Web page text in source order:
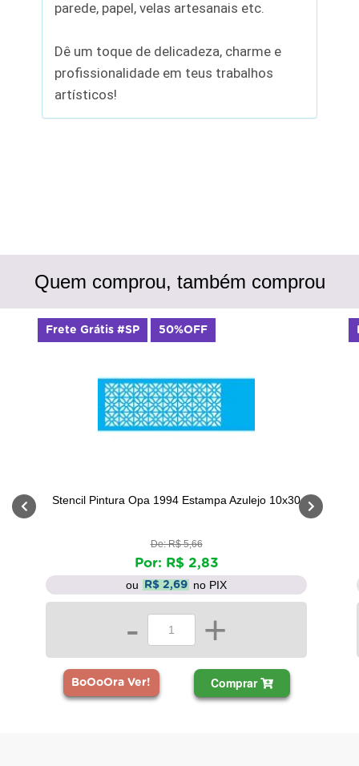
parede, papel, velas artesanais etc.
Dê um toque de delicadeza, charme e
profissionalidade em teus trabalhos
artísticos!
Quem comprou, também comprou
Stencil Pintura Opa 1994 Estampa Azulejo 10x30
De: R$ 5,66
Por: R$ 2,83
ou R$ 2,69 no PIX
- +
BoOoOra Ver! Comprar
Frete Grátis #SP 50%OFF